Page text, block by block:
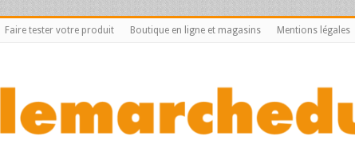
Faire tester votre produit Boutique en ligne et magasins Mentions légales